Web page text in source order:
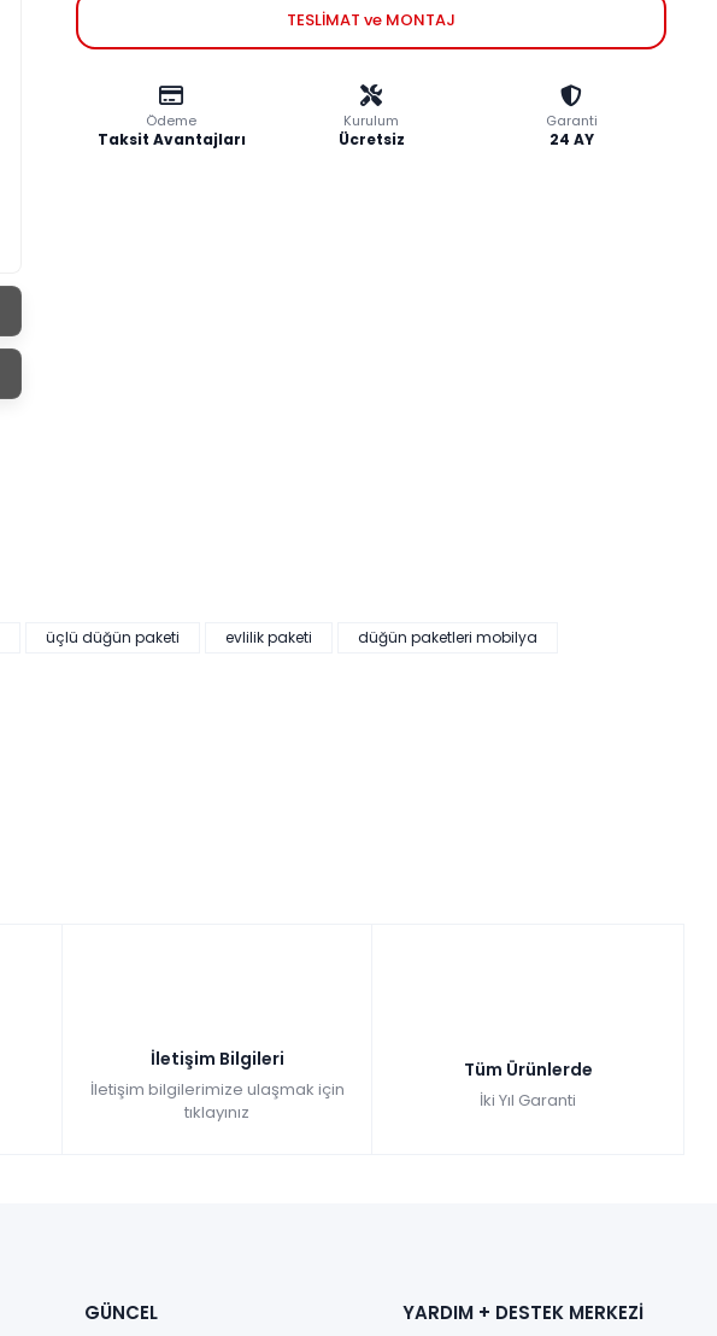
TESLİMAT ve MONTAJ
Ödeme
Taksit Avantajları
Kurulum
Ücretsiz
Garanti
24 AY
₺199.970,00
üçlü düğün paketi evlilik paketi
düğün paketleri mobilya
İletişim Bilgileri
İletişim bilgilerimize ulaşmak için
tıklayınız
Tüm Ürünlerde
İki Yıl Garanti
GÜNCEL YARDIM + DESTEK MERKEZİ